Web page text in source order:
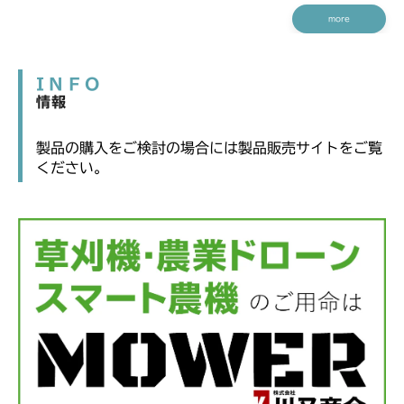
more
INFO
情報
製品の購入をご検討の場合には製品販売サイトをご覧
ください。